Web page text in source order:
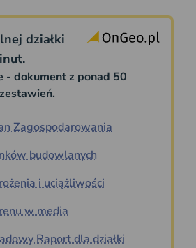
działki
- dokument z ponad 50
Zagospodarowania
budowlanych
i uciążliwości
w media
Raport dla działki